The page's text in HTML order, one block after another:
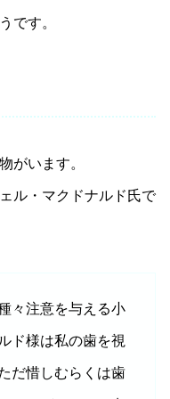
です。
がいます。
ル・マクドナルド氏で
々注意を与える小
ド様は私の歯を視
だ惜しむらくは歯